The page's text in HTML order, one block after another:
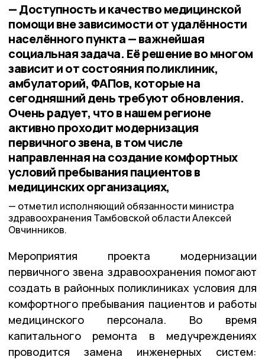
— Доступность и качество медицинской
помощи вне зависимости от удалённости
населённого пункта — важнейшая
социальная задача. Её решение во многом
зависит и от состояния поликлиник,
амбулаторий, ФАПов, которые на
сегодняшний день требуют обновления.
Очень радует, что в нашем регионе
активно проходит модернизация
первичного звена, в том числе
направленная на создание комфортных
условий пребывания пациентов в
медицинских организациях,
отметил исполняющий обязанности министра
здравоохранения Тамбовской области Алексей
Овчинников.
Мероприятия проекта модернизации
первичного звена здравоохранения помогают
создать в районных поликлиниках условия для
комфортного пребывания пациентов и работы
медицинского персонала. Во время
капитального ремонта в медучреждениях
проводится замена инженерных систем: